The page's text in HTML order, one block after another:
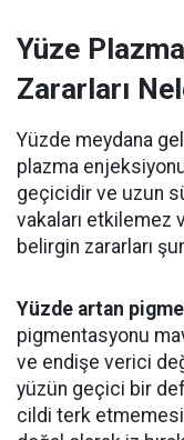
Yüze
Zararları
Yüzde meydana
plazma
geçicidir ve uzun
vakaları etkilemez
belirgin zararları
Yüzde artan
pigmentasyonu
ve endişe verici
yüzün geçici bir
cildi terk